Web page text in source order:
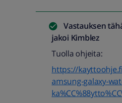
Vastauksen
jakoi Kimblez
Tuolla ohjeita:
https://
amsung-galaxy-